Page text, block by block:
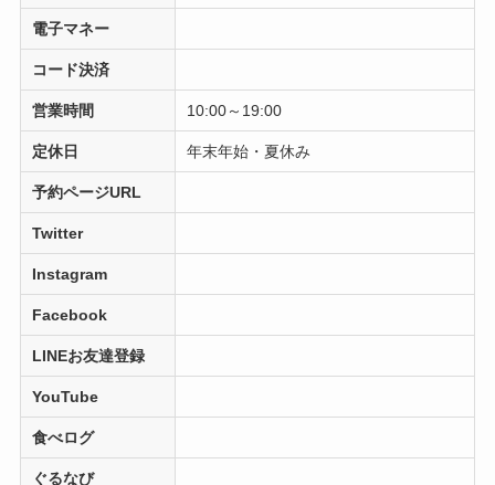
電子マネー
コード決済
営業時間 10:00～19:00
定休日 年末年始・夏休み
予約ページURL
Twitter
Instagram
Facebook
LINEお友達登録
YouTube
食べログ
ぐるなび